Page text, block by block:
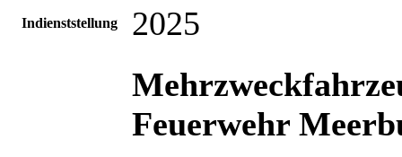
Indienststellung 2025
Feuerwehr